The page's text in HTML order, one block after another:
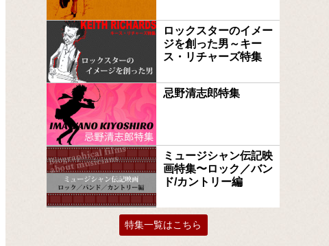
ロックスターのイメー
ジを創った男～キー
ス・リチャーズ特集
忌野清志郎特集
ミュージシャン伝記映
画特集〜ロック／バン
ド/カントリー編
特集一覧はこちら